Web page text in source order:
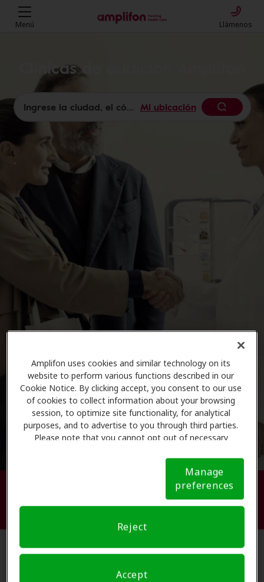
Amplifon uses cookies and similar technology on its
website to perform various functions described in our
Cookie Notice. By clicking accept, you consent to our use
of cookies to collect information about your browsing
session, to optimize site functionality, for analytical
purposes, and to advertise to you through third parties.
Please note that you cannot opt out of necessary
Notice (link here below). If you are using an opt-out
preference signal, we will honor that signal. Cookie
Manage
preferences
Reject
Accept
Menú Llámenos
Clínicas de audición Amplifon
Mi ubicación
Busque su centro de atención
auditiva.